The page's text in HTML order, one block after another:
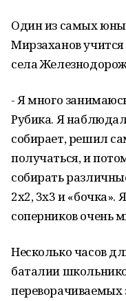
Один из самых
Мирзаханов
села
- Я много
Рубика. Я
собирает, решил
получаться, и
собирать
2х2, 3х3 и «бочка».
соперников очень
Несколько часов
баталии